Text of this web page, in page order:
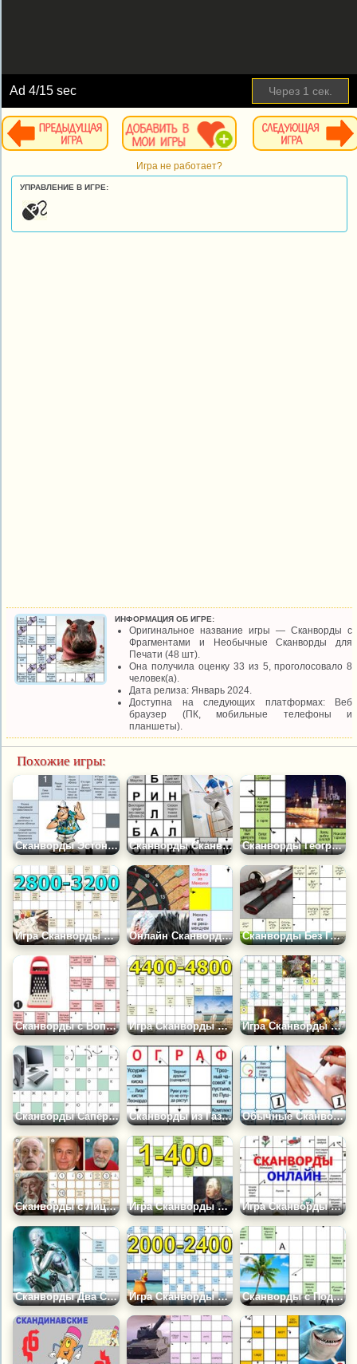
Ad4/15 sec Через 1 сек.
Игра не работает?
УПРАВЛЕНИЕ В ИГРЕ:
ИНФОРМАЦИЯ ОБ ИГРЕ:
Оригинальное название игры — Сканворды с
Фрагментами и Необычные Сканворды для
Печати (48 шт).
Она получила оценку 33 из 5, проголосовало 8
человек(а).
Дата релиза: Январь 2024.
Доступна на следующих платформах: Веб
браузер (ПК, мобильные телефоны и
планшеты).
Похожие игры:
Сканворды Эстонские, Американские и Итальянские для Печати (26шт) Сканворды Сканвордист для Печати (21шт) Сканворды География России для Печати (33шт)
Игра Сканворды 2800-3200: Разные Темы Онлайн Сканворды с Картинками (282 шт) Сканворды Без Гласных: Набор 2 (180 шт)
Сканворды с Вопросами (400 шт) Игра Сканворды 4400-4800: Свежие Игра Сканворды для Печати на Принтере - Сканкросс (38шт)
Сканворды Сапёр и Перемешанные Буквы для Печати (22шт) Сканворды из Газеты &quot;Крот&quot; для Печати (36 шт) Обычные Сканворды для Печати (163шт)
Сканворды с Лицами и Вырезами Для Печати (27шт) Игра Сканворды 1-400: Первые Шаги Игра Сканворды на Русском
Сканворды Два Слова, с Цитатами и Ключевыми Словами для Печати Игра Сканворды 2000-2400: Разного Размера Сканворды с Подсказками и Перегородками для Печати (14шт)